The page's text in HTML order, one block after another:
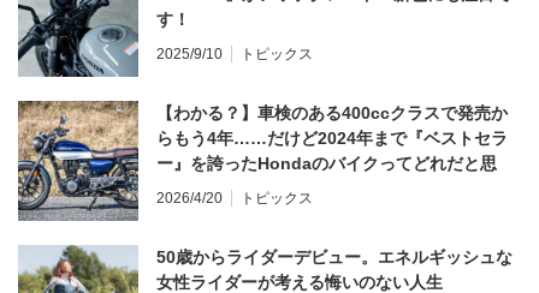
す！
2025/9/10 トピックス
【わかる？】車検のある400ccクラスで発売か
らもう4年……だけど2024年まで『ベストセラ
ー』を誇ったHondaのバイクってどれだと思
う？
2026/4/20 トピックス
50歳からライダーデビュー。エネルギッシュな
女性ライダーが考える悔いのない人生